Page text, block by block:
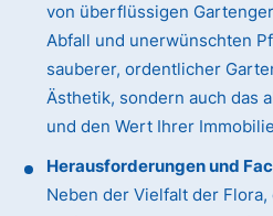
von überflüssigen
Abfall und unerwünschten
sauberer, ordentlicher
Ästhetik, sondern auch das
und den Wert Ihrer
Herausforderungen und
Neben der Vielfalt der